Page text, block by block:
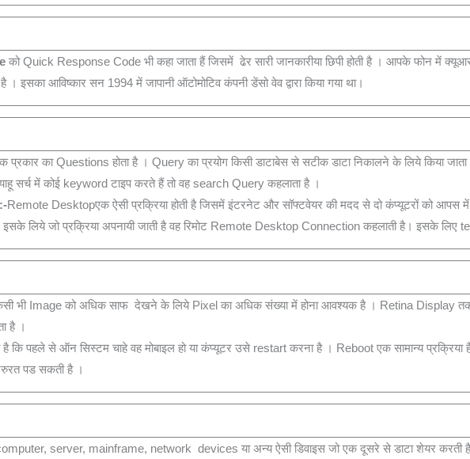
को Quick Response Code भी कहा जाता हैं जिसमें ढेर सारी जानकारीया छिपी होती है । आपके फोन में
आविष्कार सन 1994 में जापानी ऑटोमोटिव कंपनी डेंसो वेव द्वारा किया गया था।
प्रकार का Questions होता है । Query का प्रयोग किसी डाटाबेस से सटीक डाटा निकालने के लिये किया
सर्च में कोई keyword टाइप करते हैं तो वह search Query कहलाता है ।
Remote Desktopएक ऐसी प्रक्रिया होती है जिसमें इंटरनेट और सॉफ्टवेयर की मदद से दो कंप्‍यूटरों को
लिये जो प्रक्रिया अपनायी जाती है वह रिमोट Remote Desktop Connection कहलाती है। इसके
भी Image को अधिक साफ देखने के लिये Pixel का अधिक संख्‍या में होना आवश्‍यक है । Retina Display
है ।
कि पहले से ऑन सिस्‍टम चाहे वह मोबाइल हो या कंप्‍यूटर उसे restart करना है । Reboot एक सामान्‍य
पड सकती है ।
server, mainframe, network devices या अन्‍‍‍य ऐसी डिवाइस जो एक दूसरे से डाटा शेयर करती है